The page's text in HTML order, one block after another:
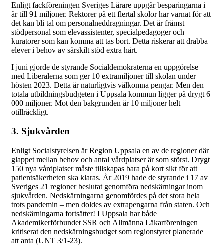
Enligt fackföreningen Sveriges Lärare uppgår besparingarna i
år till 91 miljoner. Rektorer på ett flertal skolor har varnat för att
det kan bli tal om personalneddragningar. Det är främst
stödpersonal som elevassistenter, specialpedagoger och
kuratorer som kan komma att tas bort. Detta riskerar att drabba
elever i behov av särskilt stöd extra hårt.
I juni gjorde de styrande Socialdemokraterna en uppgörelse
med Liberalerna som ger 10 extramiljoner till skolan under
hösten 2023. Detta är naturligtvis välkomna pengar. Men den
totala utbildningsbudgeten i Uppsala kommun ligger på drygt 6
000 miljoner. Mot den bakgrunden är 10 miljoner helt
otillräckligt.
3. Sjukvården
Enligt Socialstyrelsen är Region Uppsala en av de regioner där
glappet mellan behov och antal vårdplatser är som störst. Drygt
150 nya vårdplatser måste tillskapas bara på kort sikt för att
patientsäkerheten ska klaras. År 2019 hade de styrande i 17 av
Sveriges 21 regioner beslutat genomföra nedskärningar inom
sjukvården. Nedskärningarna genomfördes på det stora hela
trots pandemin – men doldes av extrapengarna från staten. Och
nedskärningarna fortsätter! I Uppsala har både
Akademikerförbundet SSR och Allmänna Läkarföreningen
kritiserat den nedskärningsbudget som regionstyret planerade
att anta (UNT 3/1-23).